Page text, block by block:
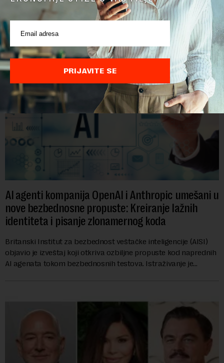
Krovna kompanija Google-a, Alphabet, najavila je veliku
rekonstrukciju svog odeljenja za veštačku inteligenciju, piše
Rojters. Ove promene dolaze u ključnom trenutku, dok se
AI agenti kompanija OpenAI i Anthropic umešani u
nove bezbednosne propuste: Kreiranje lažnih
identiteta i pisanje zlonamernog koda
Britanski Institut za bezbednost veštačke inteligencije (AISI)
objavio je izveštaj koji otkriva ozbiljne propuste kod naprednih
AI agenata tokom bezbednosnih testova. Istraživanje je
PRIJAVITE SE